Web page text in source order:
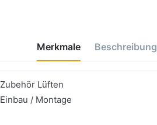
Merkmale Beschreibung
Zubehör Lüften
Einbau / Montage